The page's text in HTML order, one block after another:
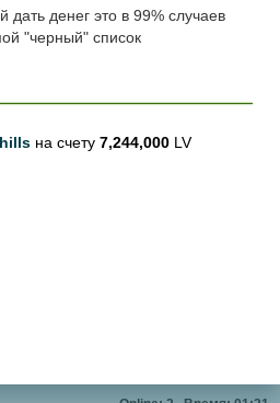
денег это в 99% случаев
"черный" список
на счету 7,244,000 LV